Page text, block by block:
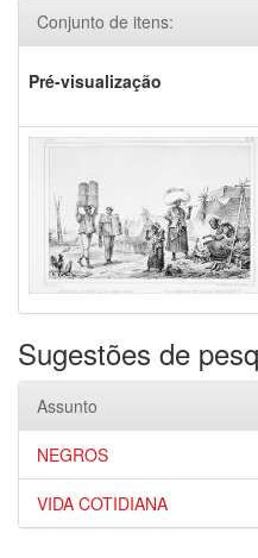
Conjunto de itens:
Pré-visualização
Sugestões de
Assunto
NEGROS
VIDA COTIDIANA